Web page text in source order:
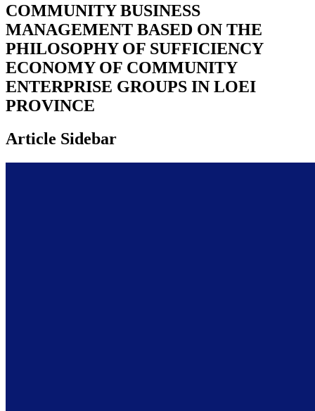
COMMUNITY BUSINESS
MANAGEMENT BASED ON THE
PHILOSOPHY OF SUFFICIENCY
ECONOMY OF COMMUNITY
ENTERPRISE GROUPS IN LOEI
PROVINCE
Article Sidebar